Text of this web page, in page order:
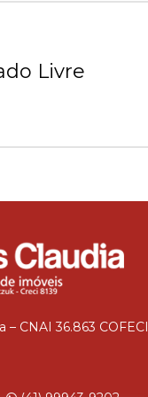
Livre
– CNAI 36.863 COFECI